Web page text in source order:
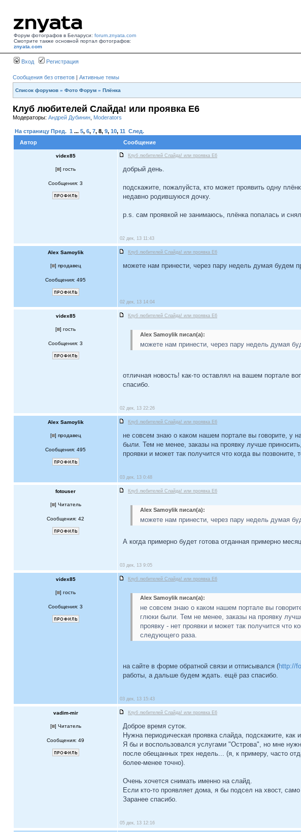
Форум фотографов в Беларуси: forum.znyata.com
Смотрите также основной портал фотографов:
znyata.com
Вход Регистрация
Сообщения без ответов | Активные темы
Список форумов » Фото Форум » Плёнка
Клуб любителей Слайда! или проявка E6
Модераторы: Андрей Дубинин Moderators
На страницу Пред. 1 ... 5, 6, 7, 8, 9, 10, 11 След.
Автор
Сообщение
videx85 Клуб любителей Слайда! или проявка E6
[ ] гость
Сообщения: 3
добрый день.
подскажите, пожалуйста, кто может проявить одну
недавно родившуюся дочку.
p.s. сам проявкой не занимаюсь, плёнка попалась и
02 дек, 13 11:43
Alex Samoylik Клуб любителей Слайда! или проявка E6
[ ] продавец
Сообщения: 495
можете нам принести, через пару недель думая будем
02 дек, 13 14:04
videx85 Клуб любителей Слайда! или проявка E6
[ ] гость
Сообщения: 3
Alex Samoylik писал(а):
можете нам принести, через пару недель думая
отличная новость! как-то оставлял на вашем портале
спасибо.
02 дек, 13 22:26
Alex Samoylik Клуб любителей Слайда! или проявка E6
[ ] продавец
Сообщения: 495
не совсем знаю о каком нашем портале вы говорите, у
были. Тем не менее, заказы на проявку лучше
проявки и может так получится что когда вы
03 дек, 13 0:48
fotouser Клуб любителей Слайда! или проявка E6
[ ] Читатель
Сообщения: 42
Alex Samoylik писал(а):
можете нам принести, через пару недель думая
А когда примерно будет готова отданная примерно
03 дек, 13 9:05
videx85 Клуб любителей Слайда! или проявка E6
[ ] гость
Сообщения: 3
Alex Samoylik писал(а):
не совсем знаю о каком нашем портале вы
глюки были. Тем не менее, заказы на проявку
проявку - нет проявки и может так получится что
следующего раза.
на сайте в форме обратной связи и отписывался (http://
работы, а дальше будем ждать. ещё раз спасибо.
03 дек, 13 15:43
vadim-mir Клуб любителей Слайда! или проявка E6
[ ] Читатель
Сообщения: 49
Доброе время суток.
Нужна периодическая проявка слайда, подскажите, как
Я бы и воспользовался услугами "Острова", но мне
после обещанных трех недель... (я, к примеру, часто
более-менее точно).
Очень хочется снимать именно на слайд.
Если кто-то проявляет дома, я бы подсел на хвост,
Заранее спасибо.
05 дек, 13 12:16